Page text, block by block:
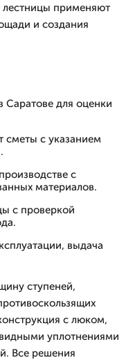
лестницы применяют
и создания
Саратове для оценки
сметы с указанием
с
материалов.
с проверкой
выдача
ступеней,
с люком,
уплотнениями
Все решения